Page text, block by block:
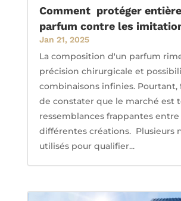
Comment protéger
parfum contre les
Jan 21, 2025
La composition d'un parfum
précision chirurgicale et
combinaisons infinies. Pourtant,
de constater que le marché est
ressemblances frappantes entre
différentes créations. Plusieurs
utilisés pour qualifier...